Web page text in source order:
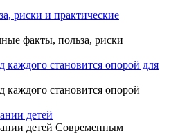
риски и практические
факты, польза, риски
становится опорой для
становится опорой
детей
детей Современным